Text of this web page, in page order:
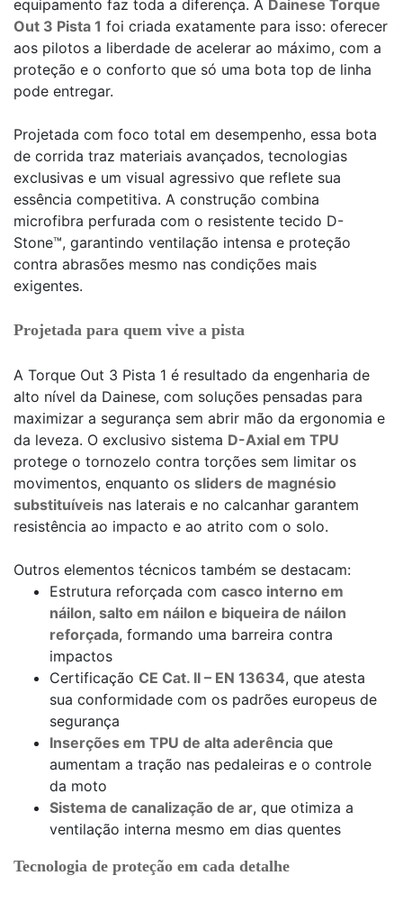
equipamento faz toda a diferença. A Dainese Torque
Out 3 Pista 1 foi criada exatamente para isso: oferecer
aos pilotos a liberdade de acelerar ao máximo, com a
proteção e o conforto que só uma bota top de linha
pode entregar.
Projetada com foco total em desempenho, essa bota
de corrida traz materiais avançados, tecnologias
exclusivas e um visual agressivo que reflete sua
essência competitiva. A construção combina
microfibra perfurada com o resistente tecido D-
Stone™, garantindo ventilação intensa e proteção
contra abrasões mesmo nas condições mais
exigentes.
Projetada para quem vive a pista
A Torque Out 3 Pista 1 é resultado da engenharia de
alto nível da Dainese, com soluções pensadas para
maximizar a segurança sem abrir mão da ergonomia e
da leveza. O exclusivo sistema D-Axial em TPU
protege o tornozelo contra torções sem limitar os
movimentos, enquanto os sliders de magnésio
substituíveis nas laterais e no calcanhar garantem
resistência ao impacto e ao atrito com o solo.
Outros elementos técnicos também se destacam:
Estrutura reforçada com casco interno em
náilon, salto em náilon e biqueira de náilon
reforçada, formando uma barreira contra
impactos
Certificação CE Cat. II – EN 13634, que atesta
sua conformidade com os padrões europeus de
segurança
Inserções em TPU de alta aderência que
aumentam a tração nas pedaleiras e o controle
da moto
Sistema de canalização de ar, que otimiza a
ventilação interna mesmo em dias quentes
Tecnologia de proteção em cada detalhe